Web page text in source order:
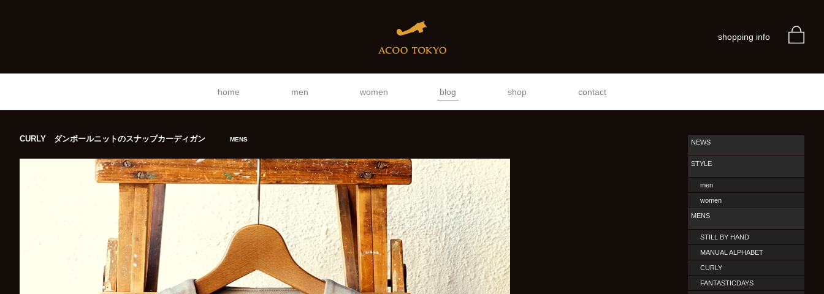
shopping info
home men women blog shop contact
CURLY ダンボールニットのスナップカーディガン MENS NEWS
STYLE
men
women
MENS
STILL BY HAND
MANUAL ALPHABET
CURLY
FANTASTICDAYS